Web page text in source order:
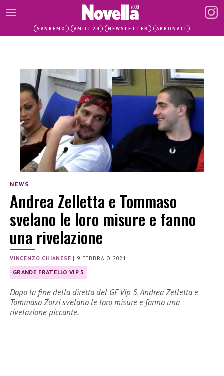
SANREMO AMICI 24 NEWSLETTER ABBONATI
NEWS
Andrea Zelletta e Tommaso
svelano le loro misure e fanno
una rivelazione
VINCENZO CHIANESE | 9 FEBBRAIO 2021
GRANDE FRATELLO VIP 5
Dopo la fine della diretta del GF Vip 5, Andrea Zelletta e
Tommaso Zorzi svelano le loro misure e fanno una
rivelazione piccante.